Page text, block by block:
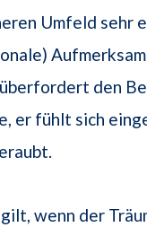
Umfeld sehr
den
er fühlt sich
wenn der